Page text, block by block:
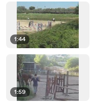
1:44
1:59